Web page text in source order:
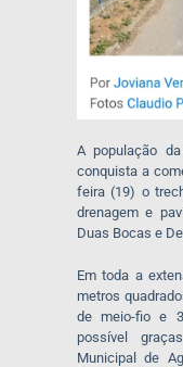
A população
conquista a
feira (19) o
drenagem e
Duas Bocas e
Em toda a
metros
de meio-fio e
possível
Municipal de